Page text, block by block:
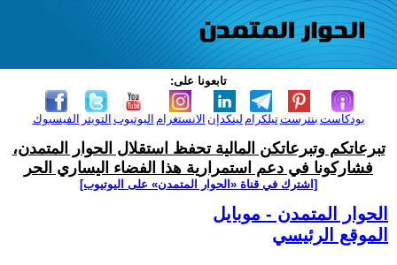
تابعونا على:
الفيسبوك التويتر اليوتيوب الانستغرام لينكدإن تيلكرامبنترست بودكاست
تبرعاتكم وتبرعاتكن المالية تحفظ استقلال الحوار المتمدن،
فشاركونا في دعم استمرارية هذا الفضاء اليساري الحر
[اشترك في قناة ‫«الحوار المتمدن» على اليوتيوب]
الحوار المتمدن - موبايل
الموقع الرئيسي